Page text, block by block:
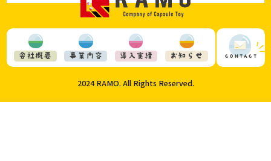
会社概要 事業内容 導入実績 お知らせ CONTACT
2024 RAMO. All Rights Reserved.